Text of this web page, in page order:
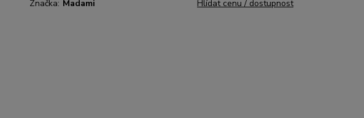
Značka: Madami Hlídat cenu / dostupnost